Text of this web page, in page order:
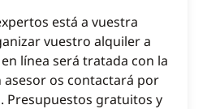
está a vuestra
vuestro alquiler a
línea será tratada con la
asesor os contactará por
Presupuestos gratuitos y